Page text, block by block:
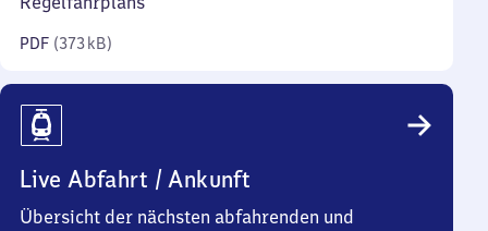
PDF (373 kB)
Live Abfahrt / Ankunft
Übersicht der nächsten abfahrenden und